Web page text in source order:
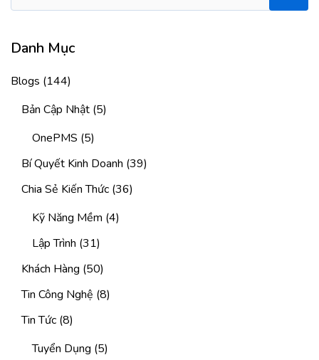
Danh Mục
Blogs (144)
Bản Cập Nhật (5)
OnePMS (5)
Bí Quyết Kinh Doanh (39)
Chia Sẻ Kiến Thức (36)
Kỹ Năng Mềm (4)
Lập Trình (31)
Khách Hàng (50)
Tin Công Nghệ (8)
Tin Tức (8)
Tuyển Dụng (5)